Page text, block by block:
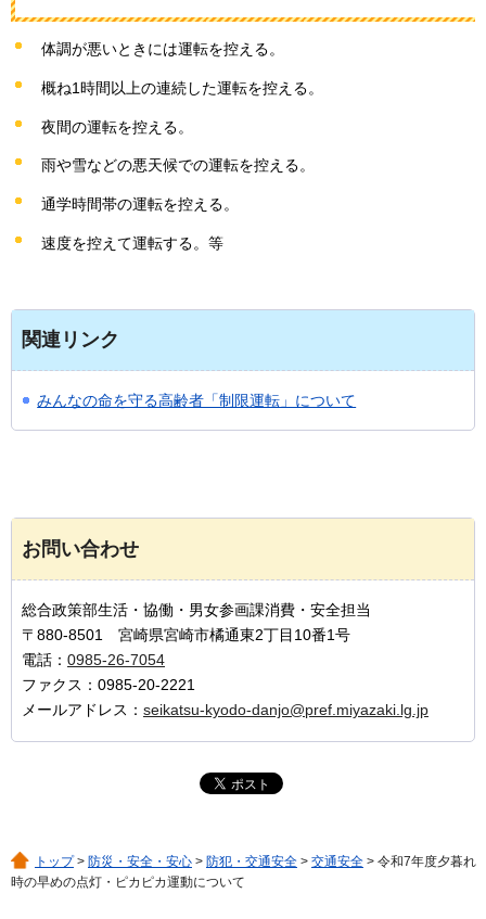
体調が悪いときには運転を控える。
概ね1時間以上の連続した運転を控える。
夜間の運転を控える。
雨や雪などの悪天候での運転を控える。
通学時間帯の運転を控える。
速度を控えて運転する。等
関連リンク
みんなの命を守る高齢者「制限運転」について
お問い合わせ
総合政策部生活・協働・男女参画課消費・安全担当
〒880-8501 宮崎県宮崎市橘通東2丁目10番1号
電話： 0985-26-7054
ファクス：0985-20-2221
メールアドレス： seikatsu-kyodo-danjo@pref.miyazaki.lg.jp
トップ> 防災・安全・安心 > 防犯・交通安全 > 交通安全 > 令和7年度夕暮れ
時の早めの点灯・ピカピカ運動について